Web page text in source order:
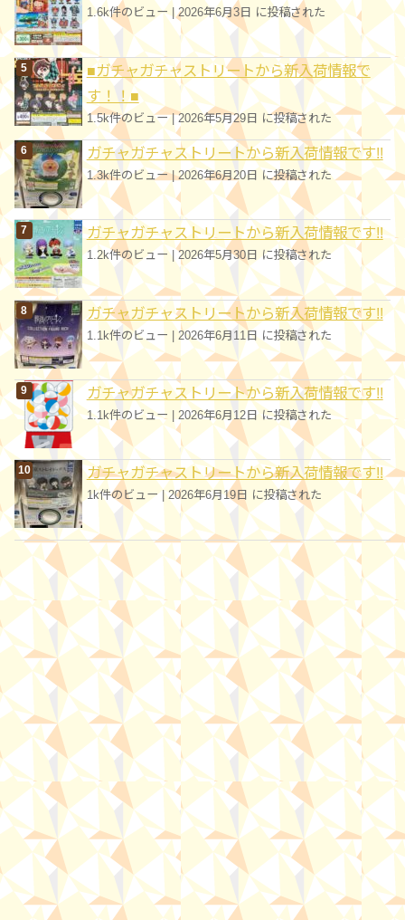
1.6k件のビュー|2026年6月3日 に投稿された
■ガチャガチャストリートから新入荷情報で
す！！■
1.5k件のビュー|2026年5月29日 に投稿された
ガチャガチャストリートから新入荷情報です!!
1.3k件のビュー|2026年6月20日 に投稿された
ガチャガチャストリートから新入荷情報です!!
1.2k件のビュー|2026年5月30日 に投稿された
ガチャガチャストリートから新入荷情報です!!
1.1k件のビュー | 2026年6月11日 に投稿された
ガチャガチャストリートから新入荷情報です!!
1.1k件のビュー 2026年6月12日 に投稿された
ガチャガチャストリートから新入荷情報です!!
1k件のビュー|2026年6月19日 に投稿された